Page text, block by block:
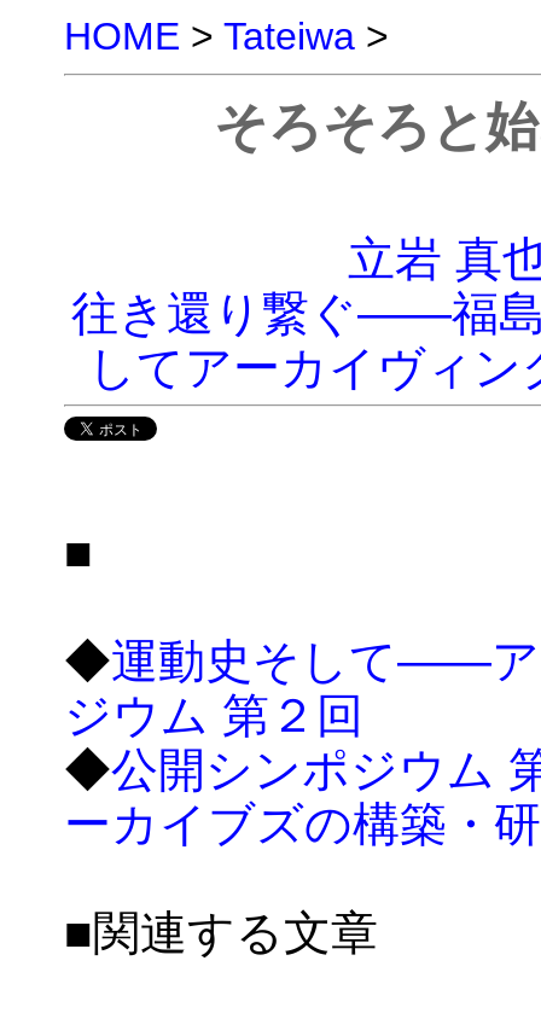
HOME > Tateiwa>
そろそろと
立岩 真
往き還り繋ぐ――福
してアーカイヴィ
■
◆運動史そして――ア
ジウム 第２回
◆公開シンポジウム
ーカイブズの構築・
■関連する文章